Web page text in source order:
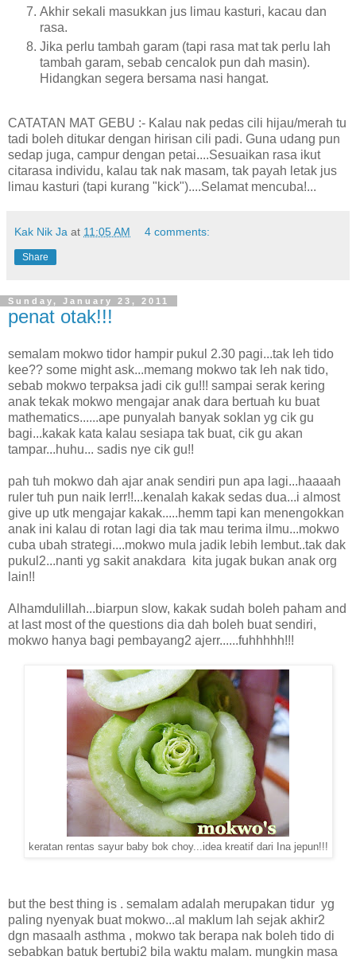
Akhir sekali masukkan jus limau kasturi, kacau dan
rasa.
Jika perlu tambah garam (tapi rasa mat tak perlu lah
tambah garam, sebab cencalok pun dah masin).
Hidangkan segera bersama nasi hangat.
CATATAN MAT GEBU :- Kalau nak pedas cili hijau/merah tu
tadi boleh ditukar dengan hirisan cili padi. Guna udang pun
sedap juga, campur dengan petai....Sesuaikan rasa ikut
citarasa individu, kalau tak nak masam, tak payah letak jus
limau kasturi (tapi kurang "kick")....Selamat mencuba!...
Kak Nik Ja at 11:05 AM 4 comments:
Share
Sunday, January 23, 2011
penat otak!!!
semalam mokwo tidor hampir pukul 2.30 pagi...tak leh tido
kee?? some might ask...memang mokwo tak leh nak tido,
sebab mokwo terpaksa jadi cik gu!!! sampai serak kering
anak tekak mokwo mengajar anak dara bertuah ku buat
mathematics......ape punyalah banyak soklan yg cik gu
bagi...kakak kata kalau sesiapa tak buat, cik gu akan
tampar...huhu... sadis nye cik gu!!
pah tuh mokwo dah ajar anak sendiri pun apa lagi...haaaah
ruler tuh pun naik lerr!!...kenalah kakak sedas dua...i almost
give up utk mengajar kakak.....hemm tapi kan menengokkan
anak ini kalau di rotan lagi dia tak mau terima ilmu...mokwo
cuba ubah strategi....mokwo mula jadik lebih lembut..tak dak
pukul2...nanti yg sakit anakdara kita jugak bukan anak org
lain!!
Alhamdulillah...biarpun slow, kakak sudah boleh paham and
at last most of the questions dia dah boleh buat sendiri,
mokwo hanya bagi pembayang2 ajerr......fuhhhhh!!!
keratan rentas sayur baby bok choy...idea kreatif dari Ina jepun!!!
but the best thing is . semalam adalah merupakan tidur yg
paling nyenyak buat mokwo...al maklum lah sejak akhir2
dgn masaalh asthma , mokwo tak berapa nak boleh tido di
sebabkan batuk bertubi2 bila waktu malam. mungkin masa